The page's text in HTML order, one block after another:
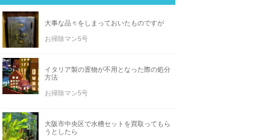
大事な品々をしまっておいたものですが
お掃除マン5号
イタリア製の置物が不用となった際の処分
方法
お掃除マン5号
大阪市中央区で水槽セットを買取ってもら
うとしたら